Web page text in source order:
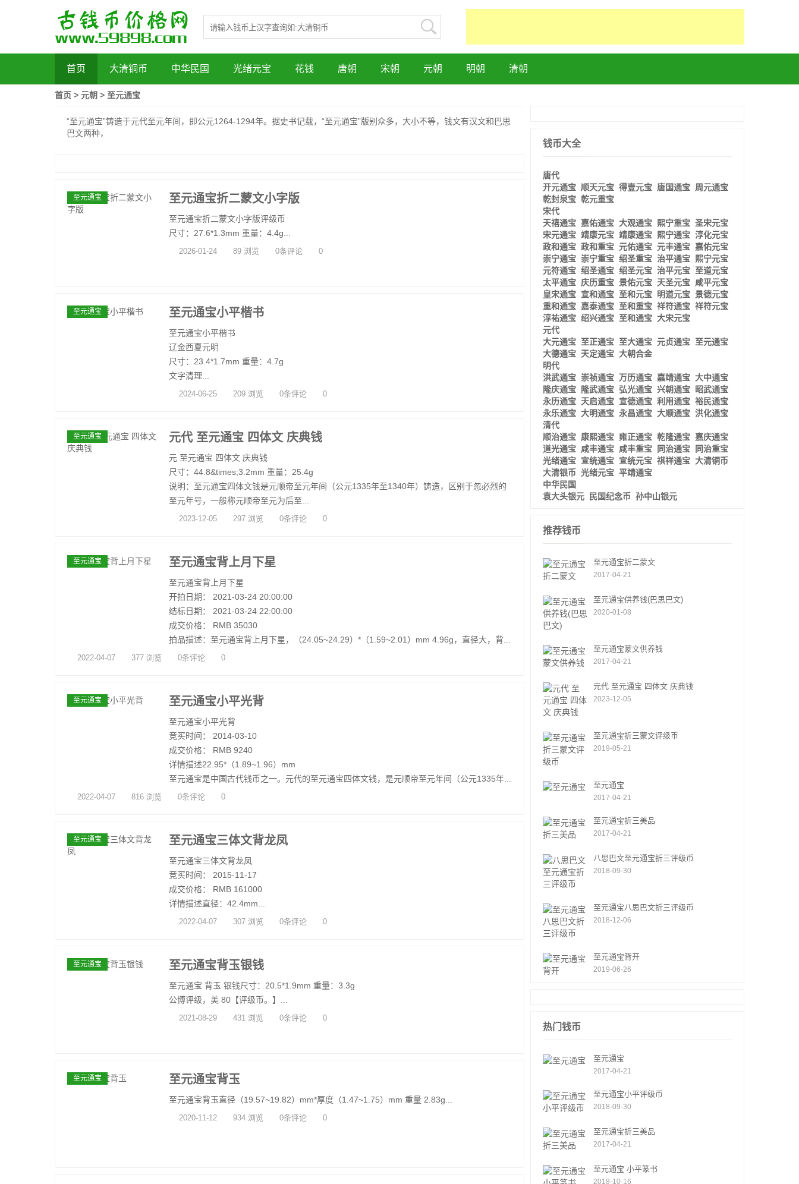
首页 大清铜币 中华民国 光绪元宝 花钱 唐朝 宋朝 元朝 明朝 清朝
首页 > 元朝 > 至元通宝
“至元通宝”铸造于元代至元年间，即公元1264-1294年。据史书记载，“至元通宝”版别众多，大小不等，钱文有汉文和巴思
巴文两种，
至元通宝 至元通宝折二蒙文小字版
至元通宝折二蒙文小字版评级币
尺寸：27.6*1.3mm 重量：4.4g...
2026-01-24 89 浏览 0条评论 0
至元通宝 至元通宝小平楷书
至元通宝小平楷书
辽金西夏元明
尺寸：23.4*1.7mm 重量：4.7g
文字清理...
2024-06-25 209 浏览 0条评论 0
至元通宝 元代 至元通宝 四体文 庆典钱
元 至元通宝 四体文 庆典钱
尺寸：44.8&times;3.2mm 重量：25.4g
说明：至元通宝四体文钱是元顺帝至元年间（公元1335年至1340年）铸造，区别于忽必烈的
至元年号，一般称元顺帝至元为后至...
2023-12-05 297 浏览 0条评论 0
至元通宝 至元通宝背上月下星
至元通宝背上月下星
开拍日期： 2021-03-24 20:00:00
结标日期： 2021-03-24 22:00:00
成交价格： RMB 35030
拍品描述：至元通宝背上月下星，（24.05~24.29）*（1.59~2.01）mm 4.96g，直径大，背...
2022-04-07 377 浏览 0条评论 0
至元通宝 至元通宝小平光背
至元通宝小平光背
竞买时间： 2014-03-10
成交价格： RMB 9240
详情描述22.95*（1.89~1.96）mm
至元通宝是中国古代钱币之一。元代的至元通宝四体文钱，是元顺帝至元年间（公元1335年...
2022-04-07 816 浏览 0条评论 0
至元通宝 至元通宝三体文背龙凤
至元通宝三体文背龙凤
竞买时间： 2015-11-17
成交价格： RMB 161000
详情描述直径：42.4mm...
2022-04-07 307 浏览 0条评论 0
至元通宝 至元通宝背玉银钱
至元通宝 背玉 银钱尺寸：20.5*1.9mm 重量：3.3g
公博评级，美 80【评级币。】...
2021-08-29 431 浏览 0条评论 0
至元通宝 至元通宝背玉
至元通宝背玉直径（19.57~19.82）mm*厚度（1.47~1.75）mm 重量 2.83g...
2020-11-12 934 浏览 0条评论 0
钱币大全
唐代
开元通宝 顺天元宝 得壹元宝 唐国通宝 周元通宝
乾封泉宝 乾元重宝
宋代
天禧通宝 嘉佑通宝 大观通宝 熙宁重宝 圣宋元宝
宋元通宝 靖康元宝 靖康通宝 熙宁通宝 淳化元宝
政和通宝 政和重宝 元佑通宝 元丰通宝 嘉佑元宝
崇宁通宝 崇宁重宝 绍圣重宝 治平通宝 熙宁元宝
元符通宝 绍圣通宝 绍圣元宝 治平元宝 至道元宝
太平通宝 庆历重宝 景佑元宝 天圣元宝 咸平元宝
皇宋通宝 宣和通宝 至和元宝 明道元宝 景德元宝
重和通宝 嘉泰通宝 至和重宝 祥符通宝 祥符元宝
淳祐通宝 绍兴通宝 至和通宝 大宋元宝
元代
大元通宝 至正通宝 至大通宝 元贞通宝 至元通宝
大德通宝 天定通宝 大朝合金
明代
洪武通宝 崇祯通宝 万历通宝 嘉靖通宝 大中通宝
隆庆通宝
隆武通宝 弘光通宝 兴朝通宝
昭武通宝
永历通宝 天启通宝 宣德通宝 利用通宝 裕民通宝
永乐通宝 大明通宝 永昌通宝 大顺通宝 洪化通宝
清代
顺治通宝 康熙通宝 雍正通宝 乾隆通宝 嘉庆通宝
道光通宝 咸丰通宝 咸丰重宝 同治通宝
同治重宝
光绪通宝 宣统通宝 宣统元宝 祺祥通宝 大清铜币
大清银币 光绪元宝 平靖通宝
中华民国
袁大头银元
民国纪念币 孙中山银元
推荐钱币
至元通宝折二蒙文
2017-04-21
至元通宝供养钱(巴思巴文)
2020-01-08
至元通宝蒙文供养钱
2017-04-21
元代 至元通宝 四体文 庆典钱
2023-12-05
至元通宝折三蒙文评级币
2019-05-21
至元通宝
2017-04-21
至元通宝折三美品
2017-04-21
八思巴文至元通宝折三评级币
2018-09-30
至元通宝八思巴文折三评级币
2018-12-06
至元通宝背开
2019-06-26
热门钱币
至元通宝
2017-04-21
至元通宝小平评级币
2018-09-30
至元通宝折三美品
2017-04-21
至元通宝 小平篆书
2018-10-16